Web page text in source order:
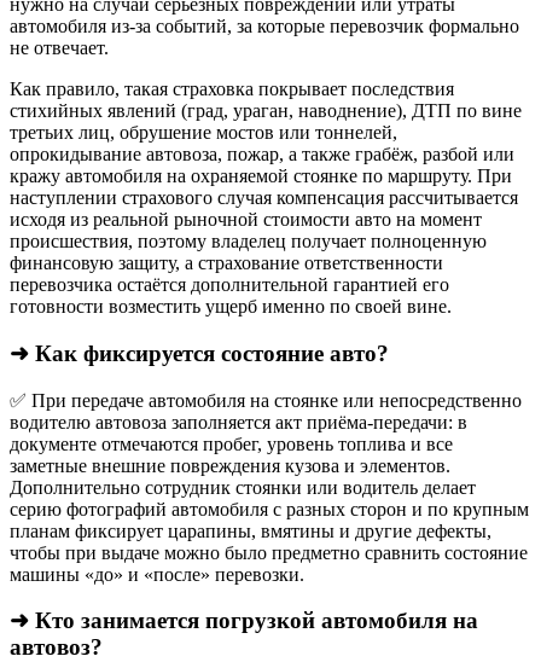
нужно на случай серьёзных повреждений или утраты
автомобиля из‑за событий, за которые перевозчик формально
не отвечает.​
Как правило, такая страховка покрывает последствия
стихийных явлений (град, ураган, наводнение), ДТП по вине
третьих лиц, обрушение мостов или тоннелей,
опрокидывание автовоза, пожар, а также грабёж, разбой или
кражу автомобиля на охраняемой стоянке по маршруту. При
наступлении страхового случая компенсация рассчитывается
исходя из реальной рыночной стоимости авто на момент
происшествия, поэтому владелец получает полноценную
финансовую защиту, а страхование ответственности
перевозчика остаётся дополнительной гарантией его
готовности возместить ущерб именно по своей вине.
➜ Как фиксируется состояние авто?
✅ При передаче автомобиля на стоянке или непосредственно
водителю автовоза заполняется акт приёма-передачи: в
документе отмечаются пробег, уровень топлива и все
заметные внешние повреждения кузова и элементов.
Дополнительно сотрудник стоянки или водитель делает
серию фотографий автомобиля с разных сторон и по крупным
планам фиксирует царапины, вмятины и другие дефекты,
чтобы при выдаче можно было предметно сравнить состояние
машины «до» и «после» перевозки.
➜ Кто занимается погрузкой автомобиля на
автовоз?